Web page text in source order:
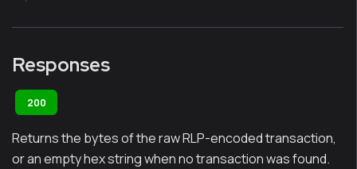
Responses
200
Returns the bytes of the raw RLP-encoded transaction,
or an empty hex string when no transaction was found.